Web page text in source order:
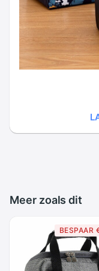
Meer zoals dit
BESPAAR